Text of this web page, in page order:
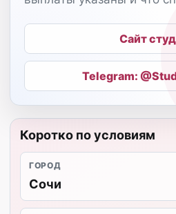
Сайт
Telegram:
Коротко по условиям
ГОРОД
Сочи